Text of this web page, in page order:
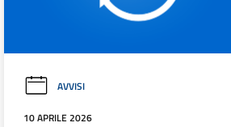
AVVISI
10 APRILE 2026